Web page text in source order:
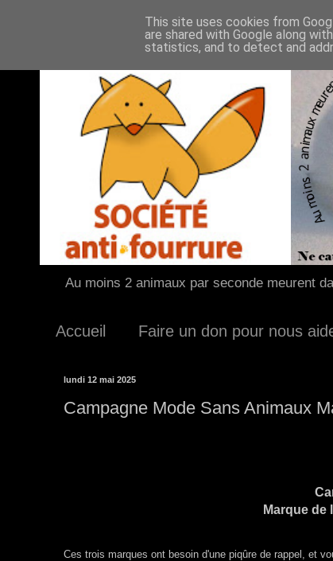
Au moins 2 animaux par seconde meurent
Accueil Faire un don pour nous
lundi 12 mai 2025
Campagne Mode Sans Animaux
Marque de
Ces trois marques ont besoin d'une piqûre de rappel, et
This site uses cookies from
are shared with Google along
statistics, and to detect and